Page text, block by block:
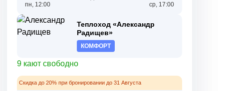
пн, 12:00 ср, 17:00
Теплоход «Александр
Радищев»
КОМФОРТ
9 кают свободно
Скидка до 20% при бронировании до 31 Августа